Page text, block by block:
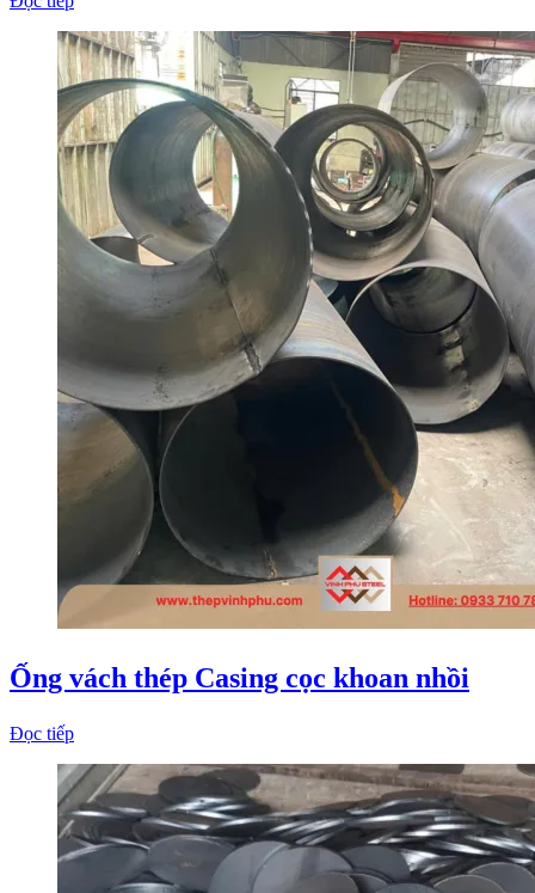
Ống vách thép Casing cọc khoan nhồi
Đọc tiếp